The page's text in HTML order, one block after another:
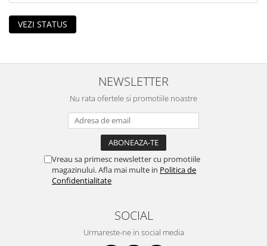
VEZI STATUS
NEWSLETTER
Nu rata ofertele si promotiile noastre
Vreau sa primesc newsletter cu promotiile
magazinului. Afla mai multe in Politica de
Confidentialitate
SOCIAL
Urmareste-ne in social media